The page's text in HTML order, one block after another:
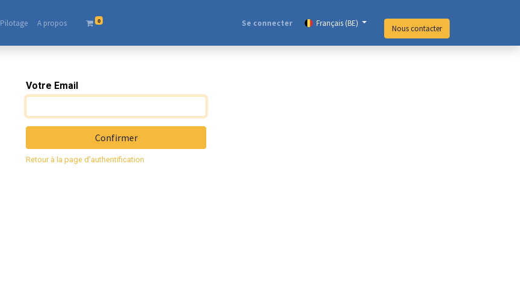
Pilotage A propos​ 0 Se connecter Français (BE)
Nous contacter
Votre Email
Confirmer
Retour à la page d'authentification